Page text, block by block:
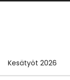
Kesätyöt 2026